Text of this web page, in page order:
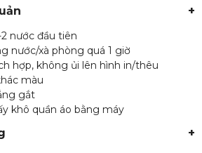
+
nước đầu tiên
nước/xà phòng quá 1 giờ
hợp, không ủi lên hình in/thêu
màu
gắt
khô quần áo bằng máy
+